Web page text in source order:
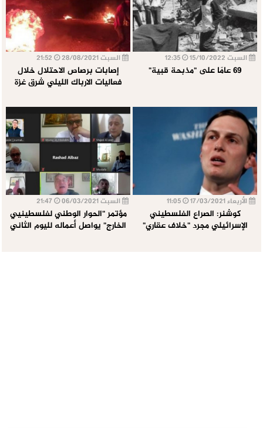
السبت 15/10/2022
69 عامًا على "مذبحة قبية"
السبت 28/08/2021
إصابات برصاص الاحتلال خلال
فعاليات الارباك الليلي شرق غزة
الأربعاء 17/03/2021
كوشنر: الصراع الفلسطيني
الإسرائيلي مجرد "خلاف عقاري"
السبت 06/03/2021
مؤتمر "الحوار الوطني لفلسطينيي
الخارج" يواصل أعماله لليوم الثاني